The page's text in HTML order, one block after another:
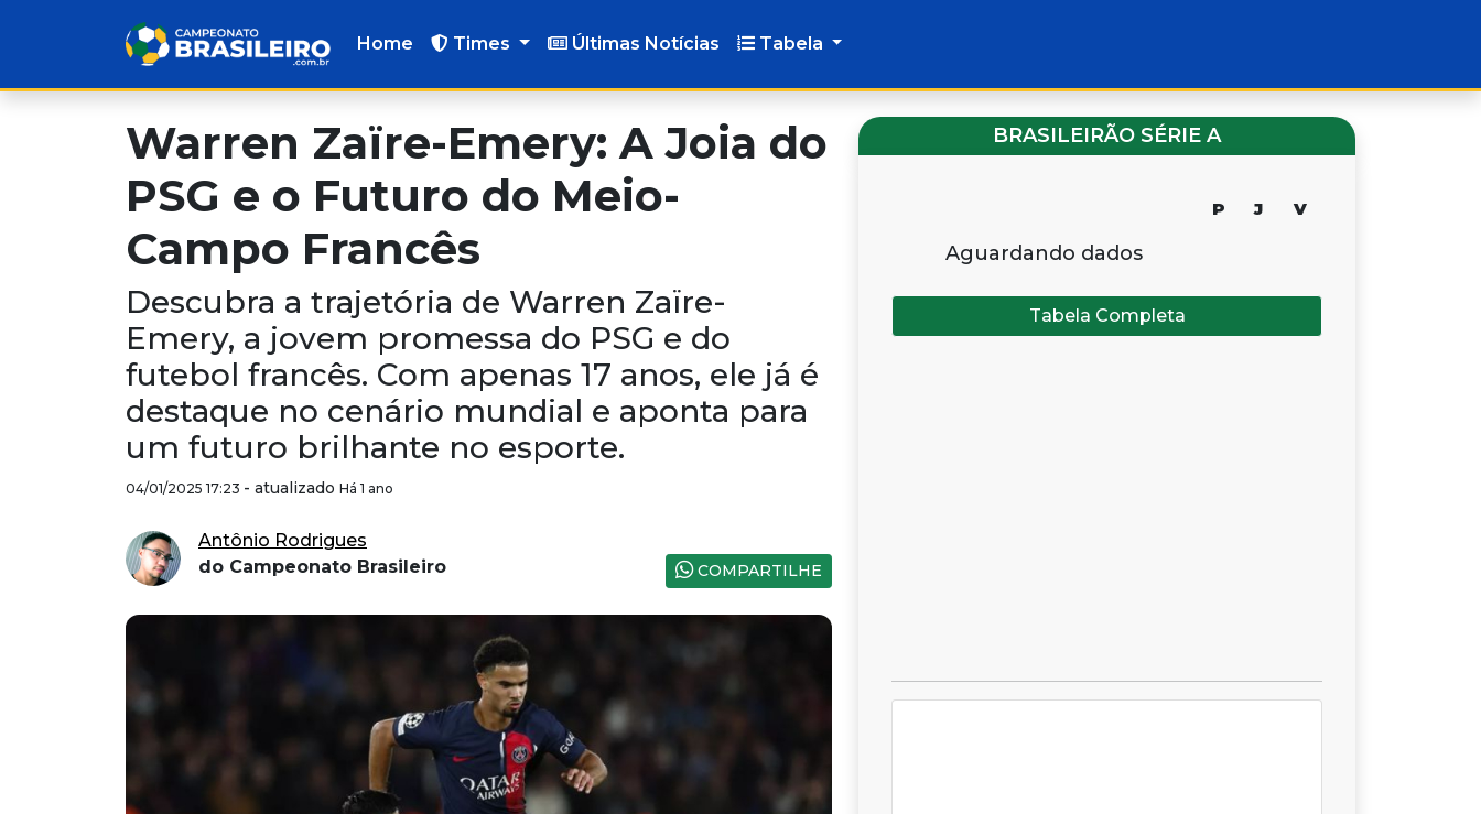
Home Times Últimas Notícias Tabela
Warren Zaïre-Emery: A Joia do
PSG e o Futuro do Meio-
Campo Francês
Descubra a trajetória de Warren Zaïre-
Emery, a jovem promessa do PSG e do
futebol francês. Com apenas 17 anos, ele já é
destaque no cenário mundial e aponta para
um futuro brilhante no esporte.
04/01/2025 17:23 - atualizado Há 1 ano
Antônio Rodrigues
do Campeonato Brasileiro
COMPARTILHE
BRASILEIRÃO SÉRIE A
P J V
Aguardando dados
Tabela Completa